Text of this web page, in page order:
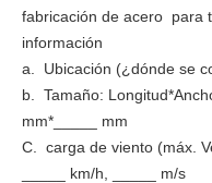
fabricación de acero para
información
a. Ubicación (¿dónde se
b. Tamaño:
mm*_____ mm
C. carga de viento (máx.
_____ km/h, _____ m/s